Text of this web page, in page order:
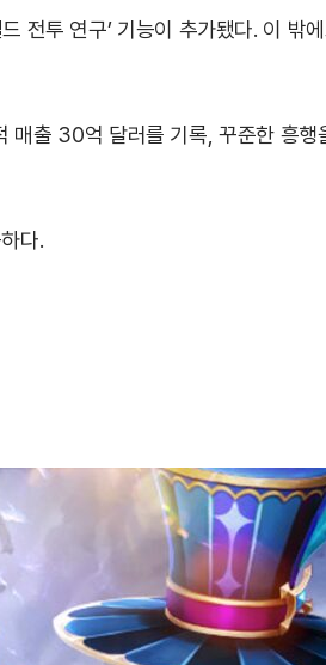
전투 연구’ 기능이 추가됐다. 이 밖
매출 30억 달러를 기록, 꾸준한 흥
다.